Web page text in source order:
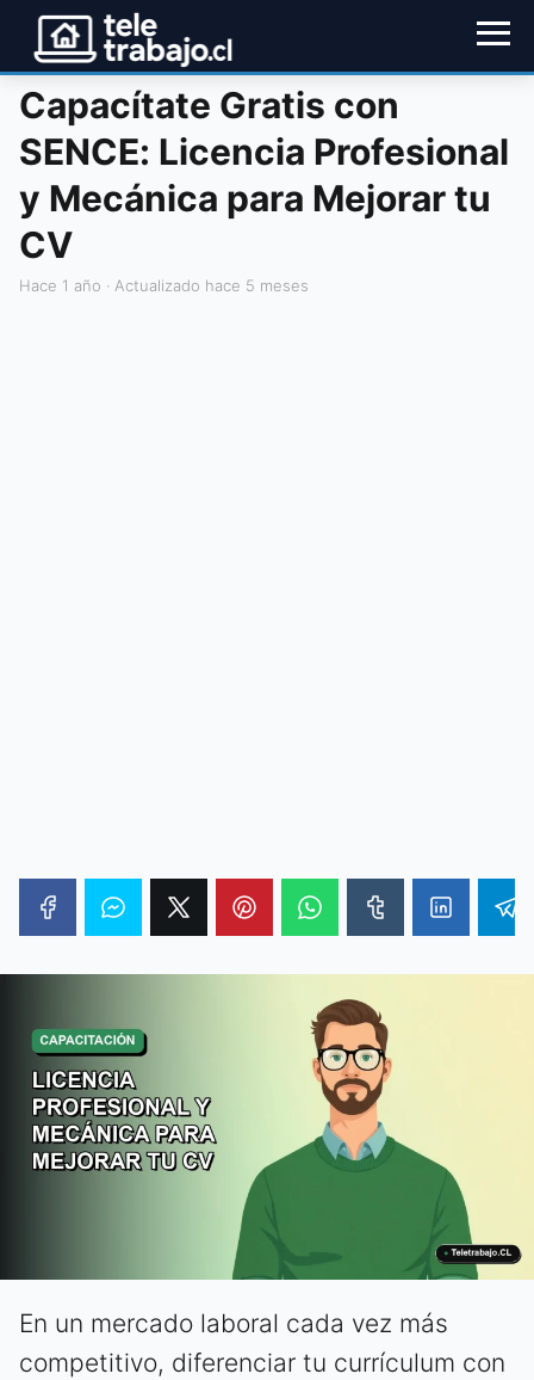
Capacítate Gratis con
SENCE: Licencia Profesional
y Mecánica para Mejorar tu
CV
hace 1 año · Actualizado hace 5 meses
En un mercado laboral cada vez más
competitivo, diferenciar tu currículum con